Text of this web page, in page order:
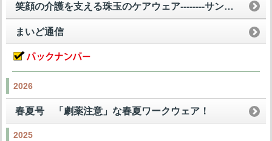
笑顔の介護を支える珠玉のケアウェア--------サンサンホーム
まいど通信
2026
春夏号 「劇薬注意」な春夏ワークウェア！
2025